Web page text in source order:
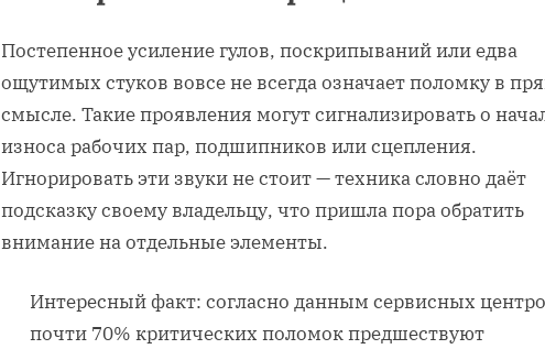
Постепенное усиление гулов, поскрипываний или едва
ощутимых стуков вовсе не всегда означает поломку в
смысле. Такие проявления могут сигнализировать о
износа рабочих пар, подшипников или сцепления.
Игнорировать эти звуки не стоит — техника словно даёт
подсказку своему владельцу, что пришла пора обратить
внимание на отдельные элементы.
Интересный факт: согласно данным сервисных
почти 70% критических поломок предшествуют